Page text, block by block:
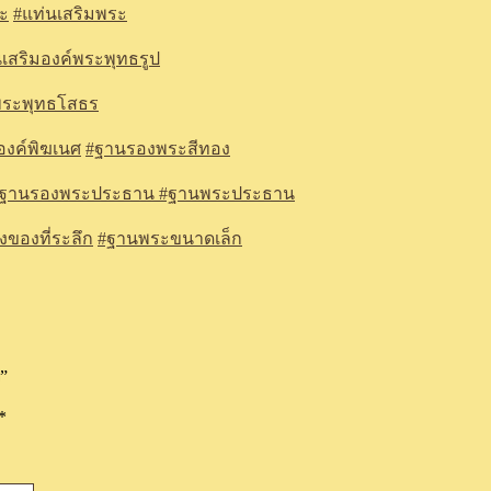
#แท่นเสริมพระ
สริมองค์พระพุทธรูป
ะพุทธโสธร
งค์พิฆเนศ #ฐานรองพระสีทอง
านรองพระประธาน #ฐานพระประธาน
ของที่ระลึก #ฐานพระขนาดเล็ก
*